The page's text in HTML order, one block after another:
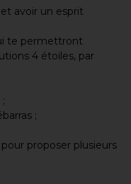
avoir un esprit
te permettront
4 étoiles, par
;
proposer plusieurs